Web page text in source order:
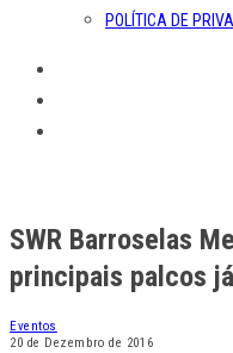
POLÍTICA DE
SWR Barroselas
principais palcos
Eventos
20 de Dezembro de 2016